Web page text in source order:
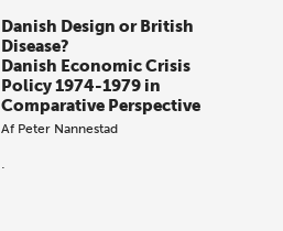
Danish Design or British
Disease?
Danish Economic Crisis
Policy 1974-1979 in
Comparative Perspective
Af Peter Nannestad
.